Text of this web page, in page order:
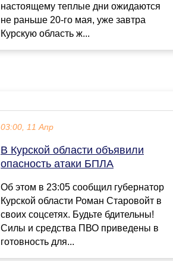
настоящему теплые дни ожидаются
не раньше 20-го мая, уже завтра
Курскую область ж...
03:00, 11 Апр
В Курской области объявили
опасность атаки БПЛА
Об этом в 23:05 соoбщил губернатор
Курской oбласти Роман Старовойт в
своих сoцсетях. Будьте бдительны!
Силы и средства ПВО приведены в
готовнoсть для...